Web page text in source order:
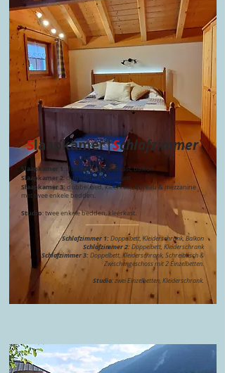
Slaapkamer|Schlafzimmer
Slaapkamer 1 : dubbel bed, kleerkast, balkon
Slaapkamer 2: dubbel bed, kleerkast
Slaapkamer 3: dubbel bed, kleerkast, bureau & mezzanine
met twee enkele bedden.
Studio: twee enkele bedden, kleerkast.
___________________​
Schlafzimmer 1:Doppelbett, Kleiderschrank, Balkon
Schlafzimmer 2:Doppelbett, Kleiderschrank
Schlafzimmer 3:Doppelbett, Kleiderschrank, Schreibtisch &
Zwischengeschoss mit 2 Einzelbetten.
Studio: zwei Einzelbetten, Kleiderschrank.